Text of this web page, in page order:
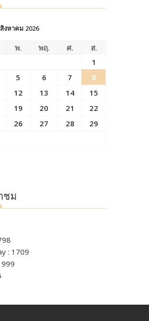
สิงหาคม 2026
พ. พฤ. ศ.
ส.
1
5 6 7
8
12 13 14
15
19 20 21
22
26 27 28
29
ชม
: 1709